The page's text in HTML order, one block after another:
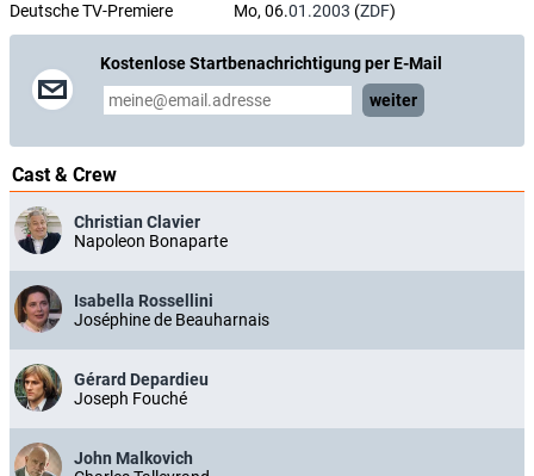
Deutsche TV-Premiere Mo, 06.01.2003 (ZDF)
Kostenlose Startbenachrichtigung per E-Mail
weiter
Cast & Crew
Christian Clavier
Napoleon Bonaparte
Isabella Rossellini
Joséphine de Beauharnais
Gérard Depardieu
Joseph Fouché
John Malkovich